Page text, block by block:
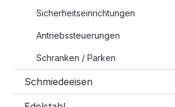
Sicherheitseinrichtungen
Antriebssteuerungen
Schranken / Parken
Schmiedeeisen